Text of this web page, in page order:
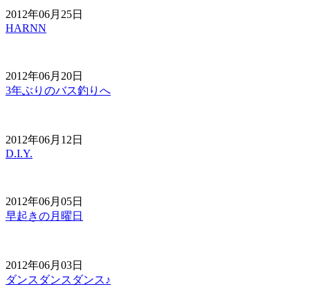
2012年06月25日
HARNN
2012年06月20日
3年ぶりのバス釣りへ
2012年06月12日
D.I.Y.
2012年06月05日
早起きの月曜日
2012年06月03日
ダンスダンスダンス♪